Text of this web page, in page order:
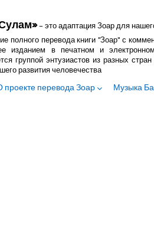
– это адаптация Зоар для
полного перевода книги "Зоар" с
изданием в печатном и
группой энтузиастов из разных
развития человечества
проекте перевода Зоар Музыка